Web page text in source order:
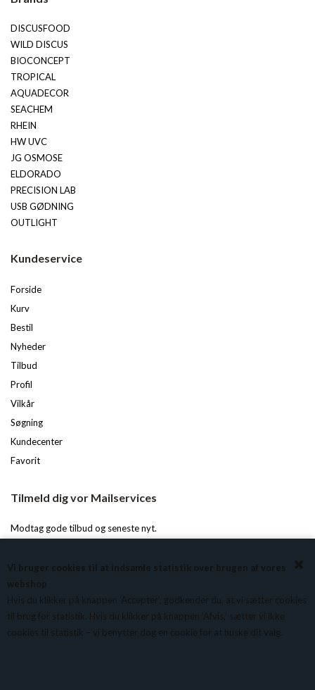
Vi bruger cookies til at indsamle statistik over brugen af vores
webshop
Hvis du klikker på knappen ’Accepter’, godkender du, at vi sætter cookies
til brug for statistik. Hvis du klikker på knappen ’Afvis,’ sætter vi ikke
cookies til statistik – vi benytter dog en cookie for at huske dit valg.
DISCUSFOOD
WILD DISCUS
BIOCONCEPT
TROPICAL
AQUADECOR
SEACHEM
RHEIN
HW UVC
JG OSMOSE
ELDORADO
PRECISION LAB
USB GØDNING
OUTLIGHT
Kundeservice
Forside
Kurv
Bestil
Nyheder
Tilbud
Profil
Vilkår
Søgning
Kundecenter
Favorit
Tilmeld dig vor Mailservices
Modtag gode tilbud og seneste nyt.